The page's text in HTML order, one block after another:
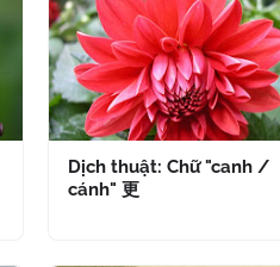
Dịch thuật: Chữ "canh /
cánh" 更